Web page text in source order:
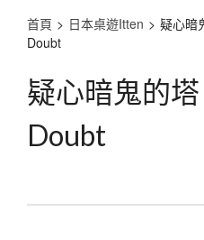
首頁 > 日本桌遊Itten > 疑心暗
Doubt
疑心暗鬼的
Doubt